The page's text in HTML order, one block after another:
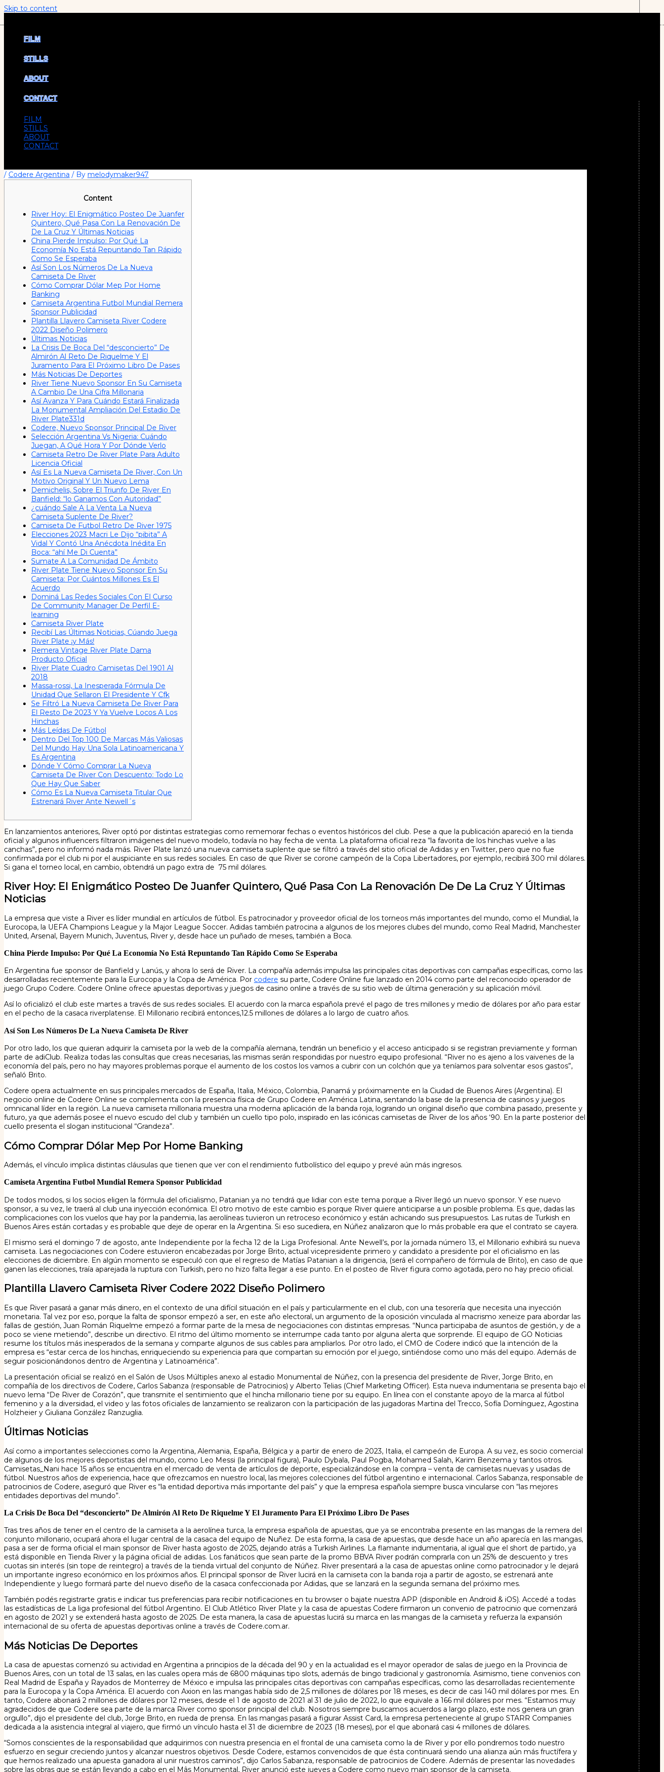
Skip to content
FILM
STILLS
ABOUT
CONTACT
FILM
STILLS
ABOUT
CONTACT
/ Codere Argentina / By melodymaker947
Content
River Hoy: El Enigmático Posteo De Juanfer
Quintero, Qué Pasa Con La Renovación De
De La Cruz Y Últimas Noticias
China Pierde Impulso: Por Qué La
Economía No Está Repuntando Tan Rápido
Como Se Esperaba
Así Son Los Números De La Nueva
Camiseta De River
Cómo Comprar Dólar Mep Por Home
Banking
Camiseta Argentina Futbol Mundial Remera
Sponsor Publicidad
Plantilla Llavero Camiseta River Codere
2022 Diseño Polimero
Últimas Noticias
La Crisis De Boca Del “desconcierto” De
Almirón Al Reto De Riquelme Y El
Juramento Para El Próximo Libro De Pases
Más Noticias De Deportes
River Tiene Nuevo Sponsor En Su Camiseta
A Cambio De Una Cifra Millonaria
Así Avanza Y Para Cuándo Estará Finalizada
La Monumental Ampliación Del Estadio De
River Plate331d
Codere, Nuevo Sponsor Principal De River
Selección Argentina Vs Nigeria: Cuándo
Juegan, A Qué Hora Y Por Dónde Verlo
Camiseta Retro De River Plate Para Adulto
Licencia Oficial
Así Es La Nueva Camiseta De River, Con Un
Motivo Original Y Un Nuevo Lema
Demichelis, Sobre El Triunfo De River En
Banfield: “lo Ganamos Con Autoridad”
¿cuándo Sale A La Venta La Nueva
Camiseta Suplente De River?
Camiseta De Futbol Retro De River 1975
Elecciones 2023 Macri Le Dijo “pibita” A
Vidal Y Contó Una Anécdota Inédita En
Boca: “ahí Me Di Cuenta”
Sumate A La Comunidad De Ámbito
River Plate Tiene Nuevo Sponsor En Su
Camiseta: Por Cuántos Millones Es El
Acuerdo
Dominá Las Redes Sociales Con El Curso
De Community Manager De Perfil E-
learning
Camiseta River Plate
Recibí Las Últimas Noticias, Cúando Juega
River Plate ¡y Más!
Remera Vintage River Plate Dama
Producto Oficial
River Plate Cuadro Camisetas Del 1901 Al
2018
Massa-rossi, La Inesperada Fórmula De
Unidad Que Sellaron El Presidente Y Cfk
Se Filtró La Nueva Camiseta De River Para
El Resto De 2023 Y Ya Vuelve Locos A Los
Hinchas
Más Leídas De Fútbol
Dentro Del Top 100 De Marcas Más Valiosas
Del Mundo Hay Una Sola Latinoamericana Y
Es Argentina
Dónde Y Cómo Comprar La Nueva
Camiseta De River Con Descuento: Todo Lo
Que Hay Que Saber
Cómo Es La Nueva Camiseta Titular Que
Estrenará River Ante Newell´s
En lanzamientos anteriores, River optó por distintas estrategias como rememorar fechas o eventos históricos del club. Pese a que la publicación apareció en la tienda
oficial y algunos influencers filtraron imágenes del nuevo modelo, todavía no hay fecha de venta. La plataforma oficial reza “la favorita de los hinchas vuelve a las
canchas”, pero no informó nada más. River Plate lanzó una nueva camiseta suplente que se filtró a través del sitio oficial de Adidas y en Twitter, pero que no fue
confirmada por el club ni por el auspiciante en sus redes sociales. En caso de que River se corone campeón de la Copa Libertadores, por ejemplo, recibirá 300 mil dólares.
Si gana el torneo local, en cambio, obtendrá un pago extra de 75 mil dólares.
River Hoy: El Enigmático Posteo De Juanfer Quintero, Qué Pasa Con La Renovación De De La Cruz Y Últimas
Noticias
La empresa que viste a River es líder mundial en artículos de fútbol. Es patrocinador y proveedor oficial de los torneos más importantes del mundo, como el Mundial, la
Eurocopa, la UEFA Champions League y la Major League Soccer. Adidas también patrocina a algunos de los mejores clubes del mundo, como Real Madrid, Manchester
United, Arsenal, Bayern Munich, Juventus, River y, desde hace un puñado de meses, también a Boca.
China Pierde Impulso: Por Qué La Economía No Está Repuntando Tan Rápido Como Se Esperaba
En Argentina fue sponsor de Banfield y Lanús, y ahora lo será de River. La compañía además impulsa las principales citas deportivas con campañas específicas, como las
desarrolladas recientemente para la Eurocopa y la Copa de América. Por codere su parte, Codere Online fue lanzado en 2014 como parte del reconocido operador de
juego Grupo Codere. Codere Online ofrece apuestas deportivas y juegos de casino online a través de su sitio web de última generación y su aplicación móvil.
Así lo oficializó el club este martes a través de sus redes sociales. El acuerdo con la marca española prevé el pago de tres millones y medio de dólares por año para estar
en el pecho de la casaca riverplatense. El Millonario recibirá entonces,12.5 millones de dólares a lo largo de cuatro años.
Así Son Los Números De La Nueva Camiseta De River
Por otro lado, los que quieran adquirir la camiseta por la web de la compañía alemana, tendrán un beneficio y el acceso anticipado si se registran previamente y forman
parte de adiClub. Realiza todas las consultas que creas necesarias, las mismas serán respondidas por nuestro equipo profesional. “River no es ajeno a los vaivenes de la
economía del país, pero no hay mayores problemas porque el aumento de los costos los vamos a cubrir con un colchón que ya teníamos para solventar esos gastos”,
señaló Brito.
Codere opera actualmente en sus principales mercados de España, Italia, México, Colombia, Panamá y próximamente en la Ciudad de Buenos Aires (Argentina). El
negocio online de Codere Online se complementa con la presencia física de Grupo Codere en América Latina, sentando la base de la presencia de casinos y juegos
omnicanal líder en la región. La nueva camiseta millonaria muestra una moderna aplicación de la banda roja, logrando un original diseño que combina pasado, presente y
futuro, ya que además posee el nuevo escudo del club y también un cuello tipo polo, inspirado en las icónicas camisetas de River de los años ‘90. En la parte posterior del
cuello presenta el slogan institucional “Grandeza”.
Cómo Comprar Dólar Mep Por Home Banking
Además, el vínculo implica distintas cláusulas que tienen que ver con el rendimiento futbolístico del equipo y prevé aún más ingresos.
Camiseta Argentina Futbol Mundial Remera Sponsor Publicidad
De todos modos, si los socios eligen la fórmula del oficialismo, Patanian ya no tendrá que lidiar con este tema porque a River llegó un nuevo sponsor. Y ese nuevo
sponsor, a su vez, le traerá al club una inyección económica. El otro motivo de este cambio es porque River quiere anticiparse a un posible problema. Es que, dadas las
complicaciones con los vuelos que hay por la pandemia, las aerolíneas tuvieron un retroceso económico y están achicando sus presupuestos. Las rutas de Turkish en
Buenos Aires están cortadas y es probable que deje de operar en la Argentina. Si eso sucediera, en Núñez analizaron que lo más probable era que el contrato se cayera.
El mismo será el domingo 7 de agosto, ante Independiente por la fecha 12 de la Liga Profesional. Ante Newell’s, por la jornada número 13, el Millonario exhibirá su nueva
camiseta. Las negociaciones con Codere estuvieron encabezadas por Jorge Brito, actual vicepresidente primero y candidato a presidente por el oficialismo en las
elecciones de diciembre. En algún momento se especuló con que el regreso de Matías Patanian a la dirigencia, (será el compañero de fórmula de Brito), en caso de que
ganen las elecciones, traía aparejada la ruptura con Turkish, pero no hizo falta llegar a ese punto. En el posteo de River figura como agotada, pero no hay precio oficial.
Plantilla Llavero Camiseta River Codere 2022 Diseño Polimero
Es que River pasará a ganar más dinero, en el contexto de una difícil situación en el país y particularmente en el club, con una tesorería que necesita una inyección
monetaria. Tal vez por eso, porque la falta de sponsor empezó a ser, en este año electoral, un argumento de la oposición vinculada al macrismo xeneize para abordar las
fallas de gestión, Juan Román Riquelme empezó a formar parte de la mesa de negociaciones con distintas empresas. “Nunca participaba de asuntos de gestión, y de a
poco se viene metiendo”, describe un directivo. El ritmo del último momento se interrumpe cada tanto por alguna alerta que sorprende. El equipo de GO Noticias
resume los títulos más inesperados de la semana y comparte algunos de sus cables para ampliarlos. Por otro lado, el CMO de Codere indicó que la intención de la
empresa es “estar cerca de los hinchas, enriqueciendo su experiencia para que compartan su emoción por el juego, sintiéndose como uno más del equipo. Además de
seguir posicionándonos dentro de Argentina y Latinoamérica”.
La presentación oficial se realizó en el Salón de Usos Múltiples anexo al estadio Monumental de Núñez, con la presencia del presidente de River, Jorge Brito, en
compañía de los directivos de Codere, Carlos Sabanza (responsable de Patrocinios) y Alberto Telias (Chief Marketing Officer). Esta nueva indumentaria se presenta bajo el
nuevo lema “De River de Corazón”, que transmite el sentimiento que el hincha millonario tiene por su equipo. En línea con el constante apoyo de la marca al fútbol
femenino y a la diversidad, el video y las fotos oficiales de lanzamiento se realizaron con la participación de las jugadoras Martina del Trecco, Sofía Domínguez, Agostina
Holzheier y Giuliana González Ranzuglia.
Últimas Noticias
Así como a importantes selecciones como la Argentina, Alemania, España, Bélgica y a partir de enero de 2023, Italia, el campeón de Europa. A su vez, es socio comercial
de algunos de los mejores deportistas del mundo, como Leo Messi (la principal figura), Paulo Dybala, Paul Pogba, Mohamed Salah, Karim Benzema y tantos otros.
Camisetas_Nani hace 15 años se encuentra en el mercado de venta de artículos de deporte, especializándose en la compra – venta de camisetas nuevas y usadas de
fútbol. Nuestros años de experiencia, hace que ofrezcamos en nuestro local, las mejores colecciones del fútbol argentino e internacional. Carlos Sabanza, responsable de
patrocinios de Codere, aseguró que River es “la entidad deportiva más importante del país” y que la empresa española siempre busca vincularse con “las mejores
entidades deportivas del mundo”.
La Crisis De Boca Del “desconcierto” De Almirón Al Reto De Riquelme Y El Juramento Para El Próximo Libro De Pases
Tras tres años de tener en el centro de la camiseta a la aerolínea turca, la empresa española de apuestas, que ya se encontraba presente en las mangas de la remera del
conjunto millonario, ocupará ahora el lugar central de la casaca del equipo de Nuñez. De esta forma, la casa de apuestas, que desde hace un año aparecía en las mangas,
pasa a ser de forma oficial el main sponsor de River hasta agosto de 2025, dejando atrás a Turkish Airlines. La flamante indumentaria, al igual que el short de partido, ya
está disponible en Tienda River y la página oficial de adidas. Los fanáticos que sean parte de la promo BBVA River podrán comprarla con un 25% de descuento y tres
cuotas sin interés (sin tope de reintegro) a través de la tienda virtual del conjunto de Núñez. River presentará a la casa de apuestas online como patrocinador y le dejará
un importante ingreso económico en los próximos años. El principal sponsor de River lucirá en la camiseta con la banda roja a partir de agosto, se estrenará ante
Independiente y luego formará parte del nuevo diseño de la casaca confeccionada por Adidas, que se lanzará en la segunda semana del próximo mes.
También podés registrarte gratis e indicar tus preferencias para recibir notificaciones en tu browser o bajate nuestra APP (disponible en Android & iOS). Accedé a todas
las estadísticas de La liga profesional del fútbol Argentino. El Club Atlético River Plate y la casa de apuestas Codere firmaron un convenio de patrocinio que comenzará
en agosto de 2021 y se extenderá hasta agosto de 2025. De esta manera, la casa de apuestas lucirá su marca en las mangas de la camiseta y refuerza la expansión
internacional de su oferta de apuestas deportivas online a través de Codere.com.ar.
Más Noticias De Deportes
La casa de apuestas comenzó su actividad en Argentina a principios de la década del 90 y en la actualidad es el mayor operador de salas de juego en la Provincia de
Buenos Aires, con un total de 13 salas, en las cuales opera más de 6800 máquinas tipo slots, además de bingo tradicional y gastronomía. Asimismo, tiene convenios con
Real Madrid de España y Rayados de Monterrey de México e impulsa las principales citas deportivas con campañas específicas, como las desarrolladas recientemente
para la Eurocopa y la Copa América. El acuerdo con Axion en las mangas había sido de 2,5 millones de dólares por 18 meses, es decir de casi 140 mil dólares por mes. En
tanto, Codere abonará 2 millones de dólares por 12 meses, desde el 1 de agosto de 2021 al 31 de julio de 2022, lo que equivale a 166 mil dólares por mes. “Estamos muy
agradecidos de que Codere sea parte de la marca River como sponsor principal del club. Nosotros siempre buscamos acuerdos a largo plazo, este nos genera un gran
orgullo”, dijo el presidente del club, Jorge Brito, en rueda de prensa. En las mangas pasará a figurar Assist Card, la empresa perteneciente al grupo STARR Companies
dedicada a la asistencia integral al viajero, que firmó un vínculo hasta el 31 de diciembre de 2023 (18 meses), por el que abonará casi 4 millones de dólares.
“Somos conscientes de la responsabilidad que adquirimos con nuestra presencia en el frontal de una camiseta como la de River y por ello pondremos todo nuestro
esfuerzo en seguir creciendo juntos y alcanzar nuestros objetivos. Desde Codere, estamos convencidos de que ésta continuará siendo una alianza aún más fructífera y
que hemos realizado una apuesta ganadora al unir nuestros caminos”, dijo Carlos Sabanza, responsable de patrocinios de Codere. Además de presentar las novedades
sobre las obras que se están llevando a cabo en el Mâs Monumental, River anunció este jueves a Codere como nuevo main sponsor de la camiseta.